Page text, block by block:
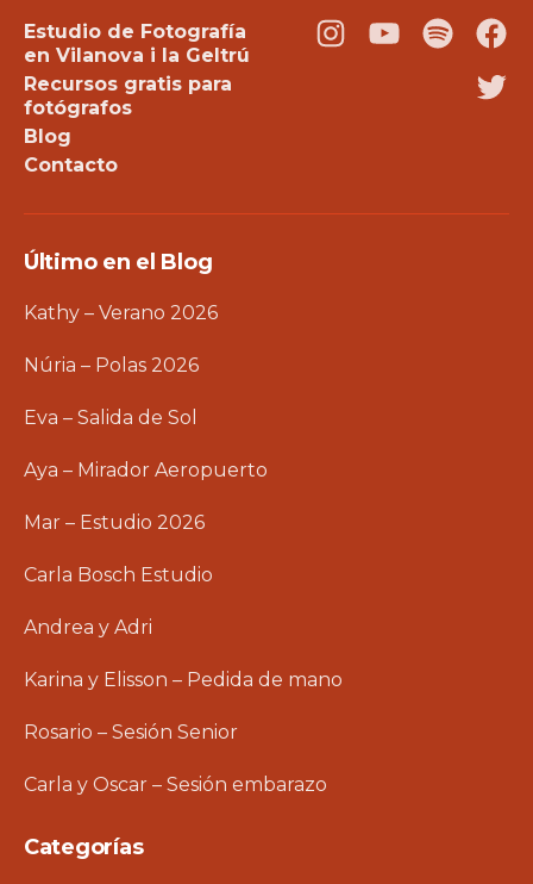
Estudio de Fotografía
en Vilanova i la Geltrú
Recursos gratis para
fotógrafos
Blog
Contacto
Instagram
YoutubePodcast
Último en el Blog
Kathy – Verano 2026
Núria – Polas 2026
Eva – Salida de Sol
Aya – Mirador Aeropuerto
Mar – Estudio 2026
Carla Bosch Estudio
Andrea y Adri
Karina y Elisson – Pedida de mano
Rosario – Sesión Senior
Carla y Oscar – Sesión embarazo
Categorías